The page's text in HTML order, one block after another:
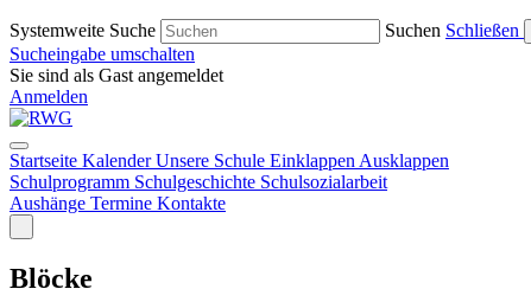
Systemweite Suche Suchen Schließen
Sucheingabe umschalten
Sie sind als Gast angemeldet
Anmelden
Startseite KalenderUnsere Schule Einklappen Ausklappen
Schulprogramm Schulgeschichte Schulsozialarbeit
Aushänge Termine Kontakte
Blöcke